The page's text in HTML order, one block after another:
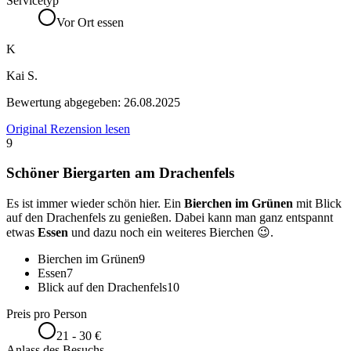
Vor Ort essen
K
Kai S.
Bewertung abgegeben: 26.08.2025
Original Rezension lesen
9
Schöner Biergarten am Drachenfels
Es ist immer wieder schön hier. Ein Bierchen im Grünen mit Blick
auf den Drachenfels zu genießen. Dabei kann man ganz entspannt
etwas Essen und dazu noch ein weiteres Bierchen 😉.
Bierchen im Grünen9
Essen7
Blick auf den Drachenfels10
Preis pro Person
21 - 30 €